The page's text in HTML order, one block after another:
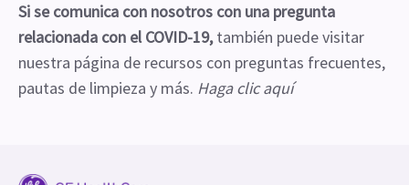
Si se comunica con nosotros con una pregunta
relacionada con el COVID-19,también puede visitar
nuestra página de recursos con preguntas frecuentes,
pautas de limpieza y más. Haga clic aquí